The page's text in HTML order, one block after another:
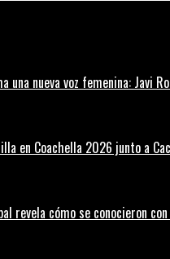
una nueva voz femenina: Javi
en Coachella 2026 junto a
revela cómo se conocieron